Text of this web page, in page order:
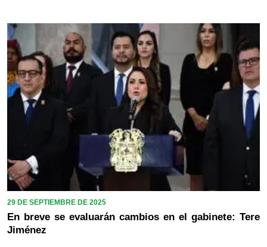
29 DE SEPTIEMBRE DE 2025
En breve se evaluarán cambios en el gabinete: Tere
Jiménez